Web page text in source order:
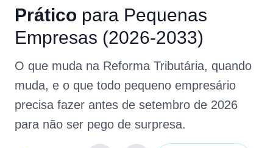
Prático para Pequenas
Empresas (2026-2033)
O que muda na Reforma Tributária, quando
muda, e o que todo pequeno empresário
precisa fazer antes de setembro de 2026
para não ser pego de surpresa.